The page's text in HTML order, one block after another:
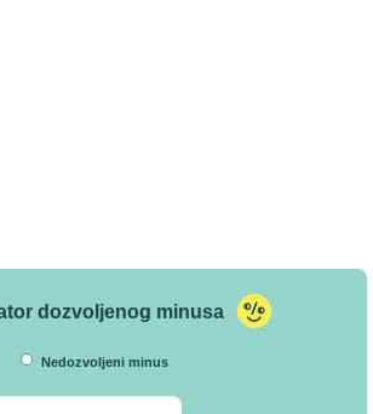
dozvoljenog minusa
Nedozvoljeni minus